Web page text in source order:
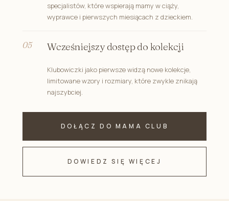
specjalistów, które wspierają mamy w ciąży,
wyprawce i pierwszych miesiącach z dzieckiem.
Wcześniejszy dostęp do kolekcji
Klubowiczki jako pierwsze widzą nowe kolekcje,
limitowane wzory i rozmiary, które zwykle znikają
najszybciej.
DOŁĄCZ DO MAMA CLUB
DOWIEDZ SIĘ WIĘCEJ